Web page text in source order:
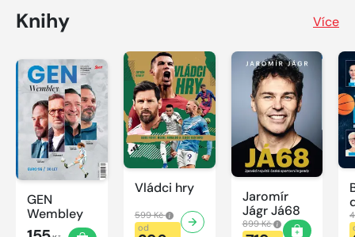
Knihy Více
GEN
Wembley
Vládci hry
599 Kč
od
Jaromír
Jágr Já68
899 Kč